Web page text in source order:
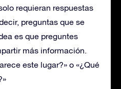
requieran respuestas
preguntas que se
es que preguntes
más información.
este lugar?» o «¿Qué